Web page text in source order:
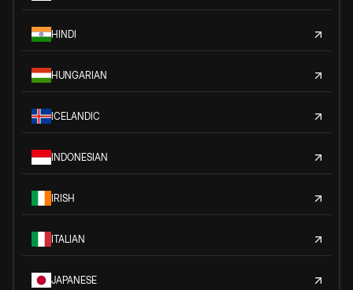
HINDI
HUNGARIAN
ICELANDIC
INDONESIAN
IRISH
ITALIAN
JAPANESE